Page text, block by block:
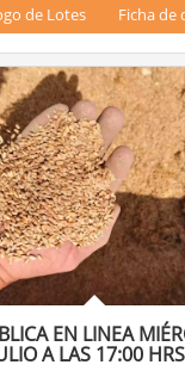
de Lotes Ficha de
EN LINEA
A LAS 17:00